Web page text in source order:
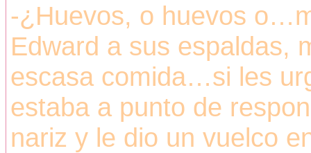
-¿Huevos, o huevos
Edward a sus espaldas,
escasa comida…si les
estaba a punto de
nariz y le dio un vuelco